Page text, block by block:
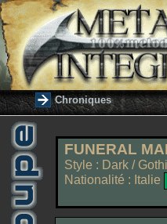
Chroniques
FUNERAL
Style : Dark /
Nationalité : Italie